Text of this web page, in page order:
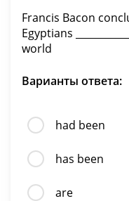
Francis Bacon
Egyptians
world
Варианты ответа:
had been
has been
are